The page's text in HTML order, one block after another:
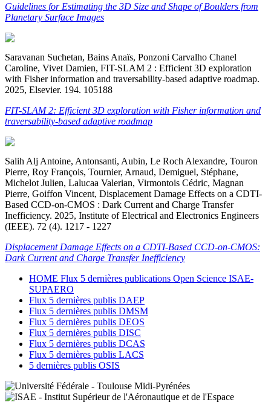
Guidelines for Estimating the 3D Size and Shape of Boulders from
Planetary Surface Images
Saravanan Suchetan, Bains Anaïs, Ponzoni Carvalho Chanel
Caroline, Vivet Damien, FIT-SLAM 2 : Efficient 3D exploration
with Fisher information and traversability-based adaptive roadmap.
2025, Elsevier. 194. 105188
FIT-SLAM 2: Efficient 3D exploration with Fisher information and
traversability-based adaptive roadmap
Salih Alj Antoine, Antonsanti, Aubin, Le Roch Alexandre, Touron
Pierre, Roy François, Tournier, Arnaud, Demiguel, Stéphane,
Michelot Julien, Lalucaa Valerian, Virmontois Cédric, Magnan
Pierre, Goiffon Vincent, Displacement Damage Effects on a CDTI-
Based CCD-on-CMOS : Dark Current and Charge Transfer
Inefficiency. 2025, Institute of Electrical and Electronics Engineers
(IEEE). 72 (4). 1217 - 1227
Displacement Damage Effects on a CDTI-Based CCD-on-CMOS:
Dark Current and Charge Transfer Inefficiency
HOME Flux 5 dernières publications Open Science ISAE-
SUPAERO
Flux 5 dernières publis DAEP
Flux 5 dernières publis DMSM
Flux 5 dernières publis DEOS
Flux 5 dernières publis DISC
Flux 5 dernières publis DCAS
Flux 5 dernières publis LACS
5 dernières publis OSIS